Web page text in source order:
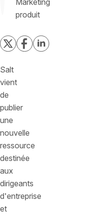
Marketing
produit
Salt
vient
de
publier
une
nouvelle
ressource
destinée
aux
dirigeants
d'entreprise
et